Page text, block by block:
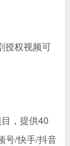
，提供40
号/快手/抖音